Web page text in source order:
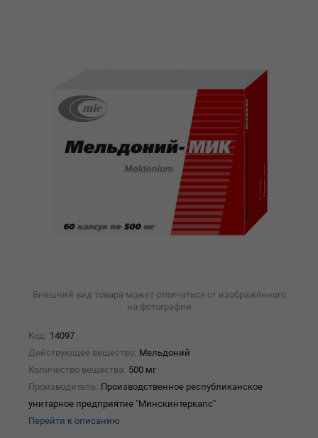
Внешний вид товара может отличаться от изображённого
на фотографии
Код: 14097
Действующее вещество: Мельдоний
Количество вещества: 500 мг
Производитель: Производственное республиканское
унитарное предприятие "Минскинтеркапс"
Перейти к описанию